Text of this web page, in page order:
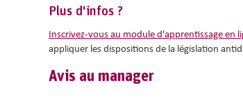
Plus d'infos ?
Inscrivez-vous au module d'apprentissage en
appliquer les dispositions de la législation
Avis au manager